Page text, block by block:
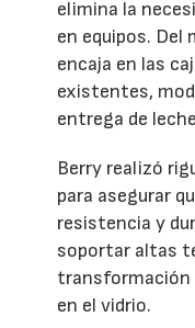
elimina la
en equipos. Del
encaja en las
existentes,
entrega de
Berry realizó
para asegurar
resistencia y
soportar altas
transformación
en el vidrio.